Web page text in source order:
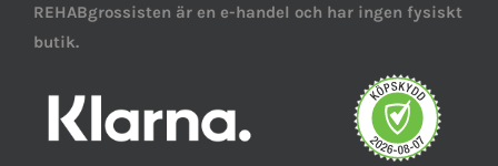
REHABgrossisten är en e-handel och har ingen fysiskt
butik.